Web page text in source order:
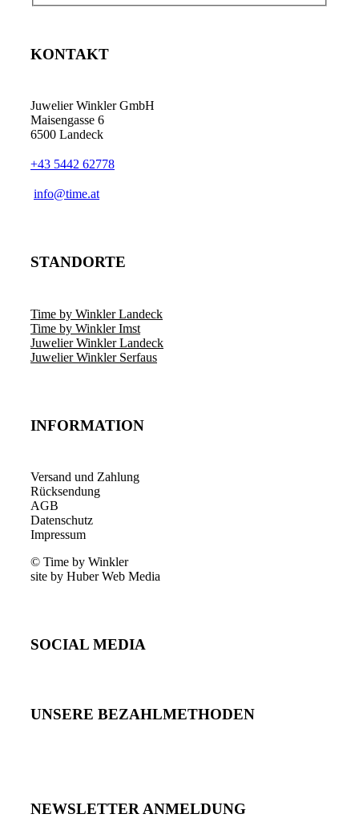
KONTAKT
Juwelier Winkler GmbH
Maisengasse 6
6500 Landeck
+43 5442 62778
info@time.at
STANDORTE
Time by Winkler Landeck
Time by Winkler Imst
Juwelier Winkler Landeck
Juwelier Winkler Serfaus
INFORMATION
Versand und Zahlung
Rücksendung
AGB
Datenschutz
Impressum
© Time by Winkler
site by Huber Web Media
SOCIAL MEDIA
UNSERE BEZAHLMETHODEN
NEWSLETTER ANMELDUNG